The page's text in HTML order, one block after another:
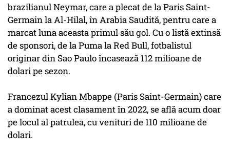
brazilianul Neymar, care a plecat de la Paris Saint-
Germain la Al-Hilal, în Arabia Saudită, pentru care a
marcat luna aceasta primul său gol. Cu o listă extinsă
de sponsori, de la Puma la Red Bull, fotbalistul
originar din Sao Paulo încasează 112 milioane de
dolari pe sezon.
Francezul Kylian Mbappe (Paris Saint-Germain) care
a dominat acest clasament în 2022, se află acum doar
pe locul al patrulea, cu venituri de 110 milioane de
dolari.